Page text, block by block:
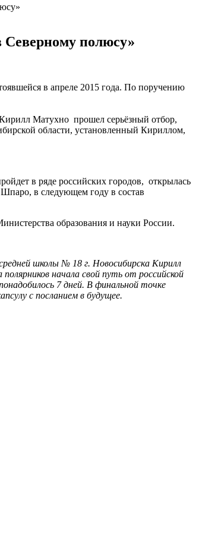
Северному полюсу»
в апреле 2015 года. По поручению
Матухно прошел серьёзный отбор,
области, установленный Кириллом,
в ряде российских городов, открылась
в следующем году в состав
образования и науки России.
школы № 18 г. Новосибирска Кирилл
начала свой путь от российской
7 дней. В финальной точке
с посланием в будущее.